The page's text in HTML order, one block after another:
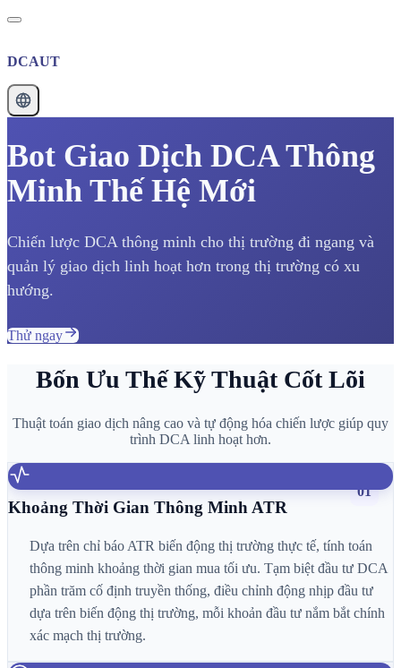
DCAUT
Bot Giao Dịch DCA Thông
Minh Thế Hệ Mới
Chiến lược DCA thông minh cho thị trường đi ngang và
quản lý giao dịch linh hoạt hơn trong thị trường có xu
hướng.
Thử ngay
Bốn Ưu Thế Kỹ Thuật Cốt Lõi
Thuật toán giao dịch nâng cao và tự động hóa chiến lược giúp quy
trình DCA linh hoạt hơn.
01
Khoảng Thời Gian Thông Minh ATR
Dựa trên chỉ báo ATR biến động thị trường thực tế, tính toán
thông minh khoảng thời gian mua tối ưu. Tạm biệt đầu tư DCA
phần trăm cố định truyền thống, điều chỉnh động nhịp đầu tư
dựa trên biến động thị trường, mỗi khoản đầu tư nắm bắt chính
xác mạch thị trường.